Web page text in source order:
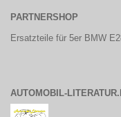
PARTNERSHOP
Ersatzteile für 5er BMW
AUTOMOBIL-